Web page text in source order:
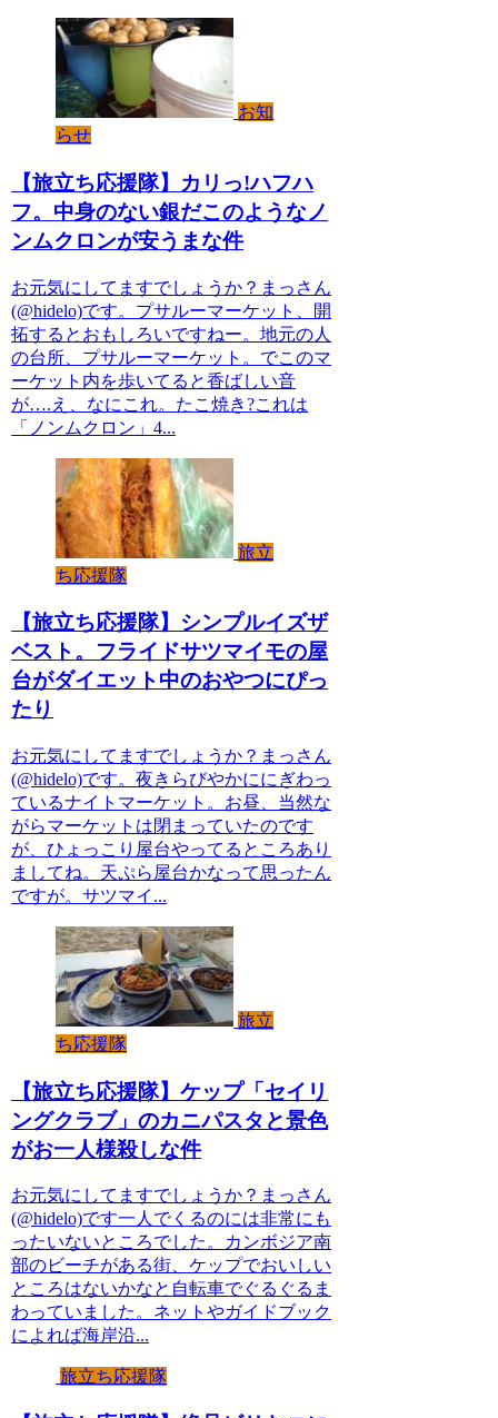
お知
らせ
【旅立ち応援隊】カリっ!ハフハ
フ。中身のない銀だこのようなノ
ンムクロンが安うまな件
お元気にしてますでしょうか？まっさん
(@hidelo)です。プサルーマーケット、開
拓するとおもしろいですねー。地元の人
の台所、プサルーマーケット。でこのマ
ーケット内を歩いてると香ばしい音
が….え、なにこれ。たこ焼き?これは
「ノンムクロン」4...
旅立
ち応援隊
【旅立ち応援隊】シンプルイズザ
ベスト。フライドサツマイモの屋
台がダイエット中のおやつにぴっ
たり
お元気にしてますでしょうか？まっさん
(@hidelo)です。夜きらびやかににぎわっ
ているナイトマーケット。お昼、当然な
がらマーケットは閉まっていたのです
が、ひょっこり屋台やってるところあり
ましてね。天ぷら屋台かなって思ったん
ですが。サツマイ...
旅立
ち応援隊
【旅立ち応援隊】ケップ「セイリ
ングクラブ」のカニパスタと景色
がお一人様殺しな件
お元気にしてますでしょうか？まっさん
(@hidelo)です一人でくるのには非常にも
ったいないところでした。カンボジア南
部のビーチがある街、ケップでおいしい
ところはないかなと自転車でぐるぐるま
わっていました。ネットやガイドブック
によれば海岸沿...
旅立ち応援隊